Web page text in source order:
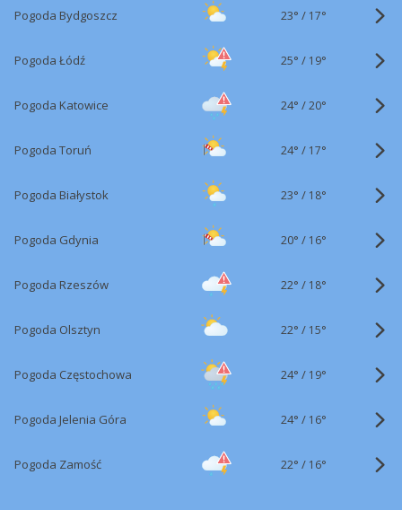
Pogoda Bydgoszcz 23° / 17°
Pogoda Łódź 25° / 19°
Pogoda Katowice 24° /20°
Pogoda Toruń 24° / 17°
Pogoda Białystok 23° / 18°
Pogoda Gdynia 20° / 16°
Pogoda Rzeszów 22° / 18°
Pogoda Olsztyn 22° / 15°
Pogoda Częstochowa 24° / 19°
Pogoda Jelenia Góra 24° / 16°
Pogoda Zamość 22° / 16°